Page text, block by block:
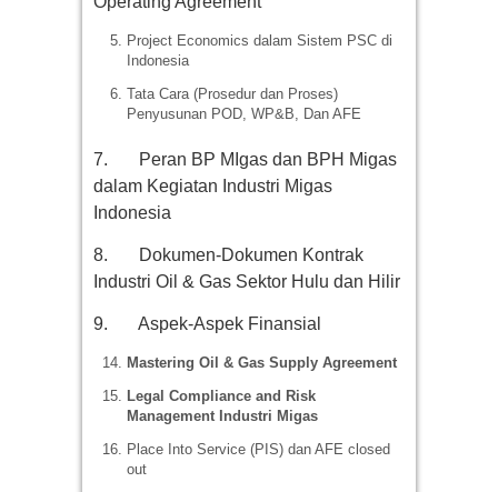
Project Economics dalam Sistem PSC di
Indonesia
Tata Cara (Prosedur dan Proses)
Penyusunan POD, WP&B, Dan AFE
7. Peran BP MIgas dan BPH Migas
dalam Kegiatan Industri Migas
Indonesia
8. Dokumen-Dokumen Kontrak
Industri Oil & Gas Sektor Hulu dan Hilir
9. Aspek-Aspek Finansial
Mastering Oil & Gas Supply Agreement
Legal Compliance and Risk
Management Industri Migas
Place Into Service (PIS) dan AFE closed
out